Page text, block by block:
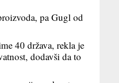
pa Gugl od
40 država, rekla je
dodavši da to